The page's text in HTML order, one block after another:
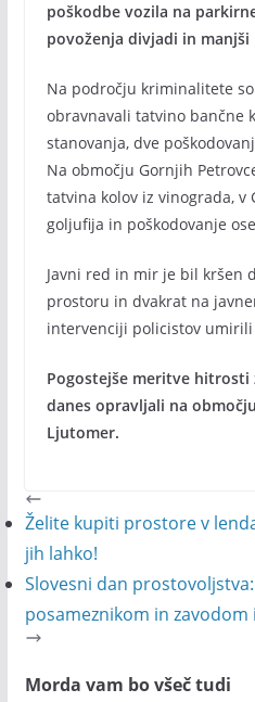
poškodbe vozila na
povoženja divjadi in manjši
Na področju kriminalitete
obravnavali tatvino bančne
stanovanja, dve
Na območju Gornjih
tatvina kolov iz vinograda, v
goljufija in poškodovanje
Javni red in mir je bil kršen
prostoru in dvakrat na
intervenciji policistov
Pogostejše meritve
danes opravljali na
Ljutomer.
Želite kupiti prostore v
jih lahko!
Slovesni dan
posameznikom in
Morda vam bo všeč tudi